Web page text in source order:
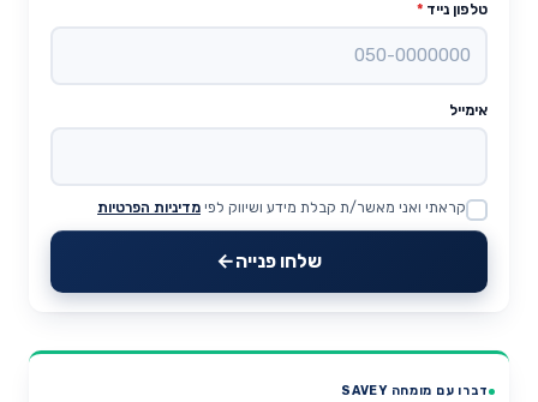
טלפון נייד *
אימייל
Website
קראתי ואני מאשר/ת קבלת מידע ושיווק לפי מדיניות הפרטיות
שלחו פנייה
דברו עם מומחה SAVEY